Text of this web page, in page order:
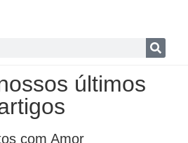
últimos
com Amor